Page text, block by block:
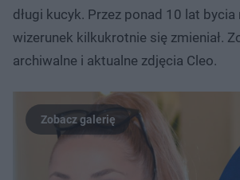
długi kucyk. Przez ponad 10 lat bycia
wizerunek kilkukrotnie się zmieniał.
archiwalne i aktualne zdjęcia Cleo.